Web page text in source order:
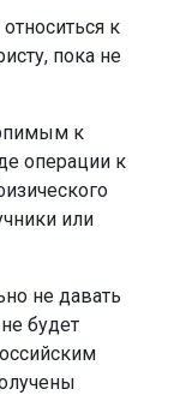
к
пока не
к
операции к
или
не давать
будет